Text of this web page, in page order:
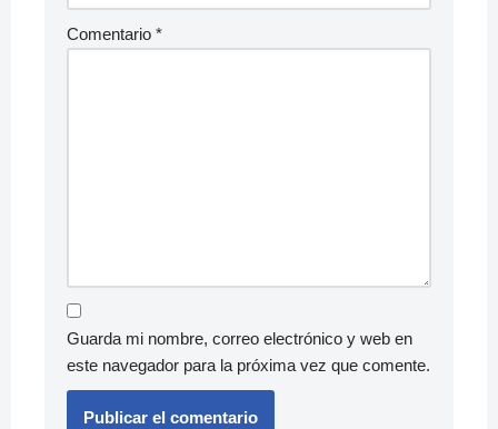
Comentario *
Guarda mi nombre, correo electrónico y web en
este navegador para la próxima vez que comente.